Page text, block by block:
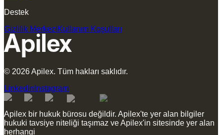
Destek
Gizlilik MerkeziKullanım Koşulları
© 2026Apilex. Tüm hakları saklıdır.
Linkedin Instagram
Apilex bir hukuk bürosu değildir. Apilex'te yer alan bilgiler
hukuki tavsiye niteliği taşımaz ve Apilex'in sitesinde yer alan
herhangi